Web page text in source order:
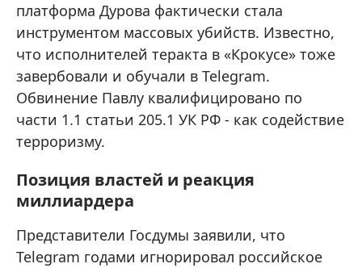
платформа Дурова фактически стала
инструментом массовых убийств. Известно,
что исполнителей теракта в «Крокусе» тоже
завербовали и обучали в Telegram.
Обвинение Павлу квалифицировано по
части 1.1 статьи 205.1 УК РФ - как содействие
терроризму.
Позиция властей и реакция
миллиардера
Представители Госдумы заявили, что
Telegram годами игнорировал российское